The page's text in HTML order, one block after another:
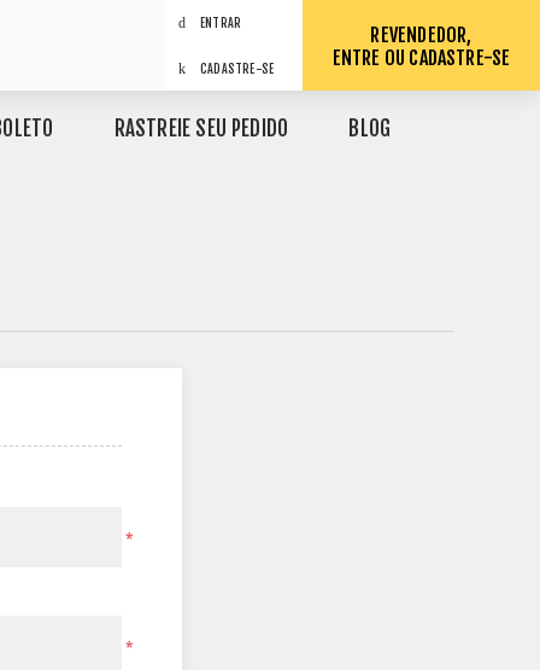
ENTRAR
CADASTRE-SE
REVENDEDOR,
ENTRE OU CADASTRE-SE
RASTREIE SEU PEDIDO BLOG
*
*